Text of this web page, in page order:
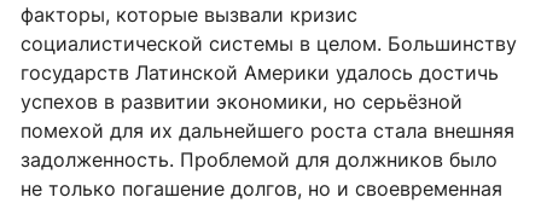
факторы, которые вызвали кризис
социалистической системы в целом. Большинству
государств Латинской Америки удалось достичь
успехов в развитии экономики, но серьёзной
помехой для их дальнейшего роста стала внешняя
задолженность. Проблемой для должников было
не только погашение долгов, но и своевременная